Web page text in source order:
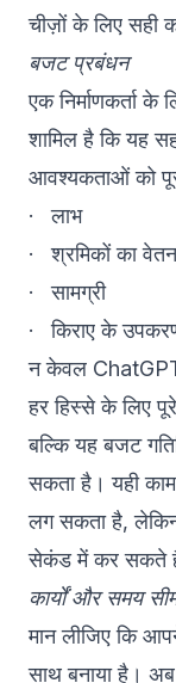
चीज़ों के लिए सही
बजट प्रबंधन
एक निर्माणकर्ता
शामिल है कि यह
आवश्यकताओं को
· लाभ
· श्रमिकों का वेतन
· सामग्री
· किराए के
न केवल
हर हिस्से के लिए
बल्कि यह बजट
सकता है। यही
लग सकता है,
सेकंड में कर सकते
कार्यों और समय
मान लीजिए कि
साथ बनाया है।